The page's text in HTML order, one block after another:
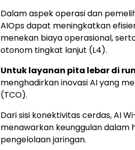
Dalam aspek operasi dan
AIOps dapat meningkatkan
menekan biaya operasional,
otonom tingkat lanjut (L4).
Untuk layanan pita lebar di
menghadirkan inovasi AI yang
(TCO).
Dari sisi konektivitas cerdas, AI
menawarkan keunggulan dalam
pengelolaan jaringan.